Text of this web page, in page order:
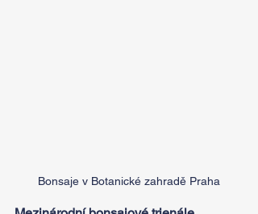
Bonsaje v Botanické zahradě Praha